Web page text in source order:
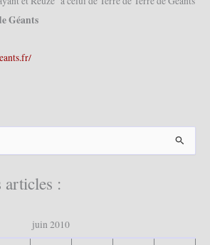
Géants
articles :
juin 2010